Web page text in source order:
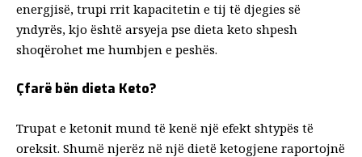
energjisë, trupi rrit kapacitetin e tij të djegies së
yndyrës, kjo është arsyeja pse dieta keto shpesh
shoqërohet me humbjen e peshës.
Çfarë bën dieta Keto?
Trupat e ketonit mund të kenë një efekt shtypës të
oreksit. Shumë njerëz në një dietë ketogjene raportojnë